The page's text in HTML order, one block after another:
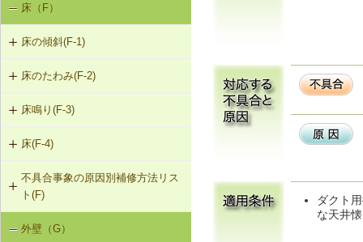
K-1-704 アンダーピニング工法
基礎の沈下（K-1）
床（F）
床の傾斜(F-1)
F-1-301 梁下への柱増設
F-1-304 梁の増打ち工法
F-1-305 片持ちスラブ下面への鉄骨
梁増設
床のたわみ(F-2)
F-2-301 スラブ上面へのかすがい筋
埋め込み
F-2-302 スラブ下面への鋼板張付け
F-2-303 スラブ下面への連続繊維シ
ート接着
床鳴り(F-3)
F-3-701 床下地・仕上材の張替え
床(F-4)
F-4-001 ビニル床シートの張替え
F-4-002 カーペットの張替え
不具合事象の原因別補修方法リス
ト(F)
床の傾斜（F-1）
外壁（G）
ダクト
な天井